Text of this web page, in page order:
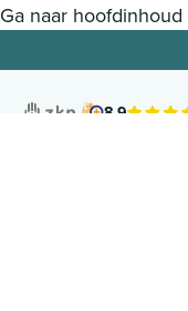
Ga naar hoofdinhoud
8.9